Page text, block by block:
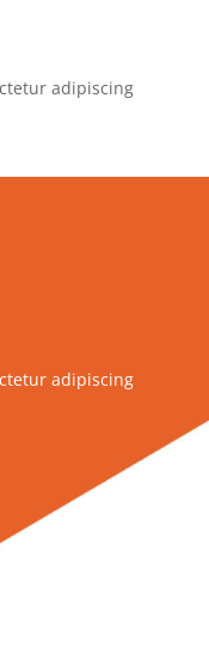
adipiscing
adipiscing